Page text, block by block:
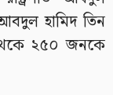
হামিদ তিন
২৫০ জনকে